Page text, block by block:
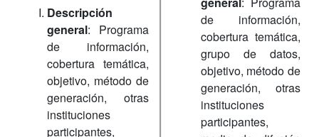
Descripción
general: Programa
de información,
cobertura temática,
objetivo, método de
generación, otras
instituciones
participantes,
de información,
cobertura temática,
grupo de datos,
objetivo, método de
generación, otras
instituciones
participantes,